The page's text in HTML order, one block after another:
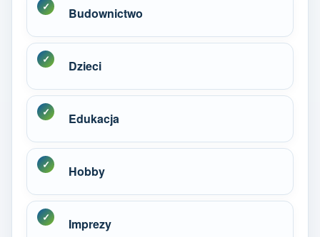
Budownictwo
Dzieci
Edukacja
Hobby
Imprezy